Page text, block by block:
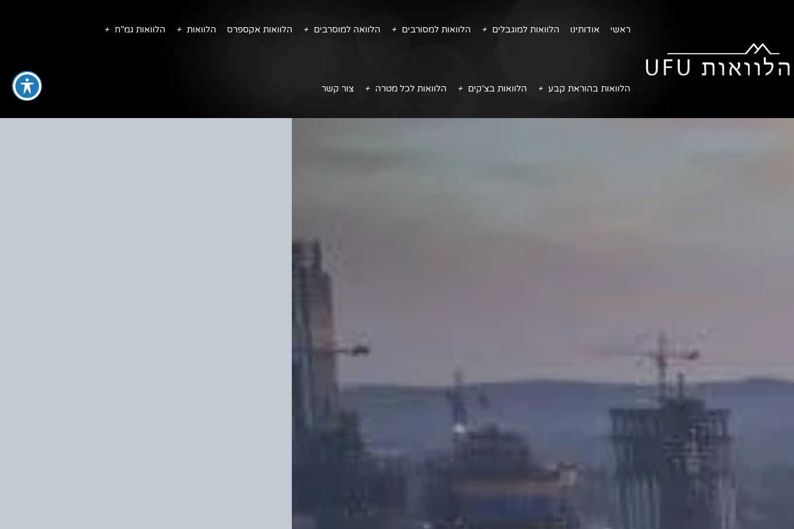
ראשי אודותינו הלוואות למוגבלים הלוואות למסורבים הלוואה למוסרבים הלוואות אקספרס הלוואות הלוואות גמ"ח
הלוואות בהוראת קבע הלוואות בצ'קים הלוואות לכל מטרה צור קשר